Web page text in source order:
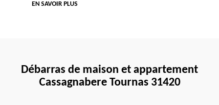
EN SAVOIR PLUS
Débarras de maison et appartement
Cassagnabere Tournas 31420